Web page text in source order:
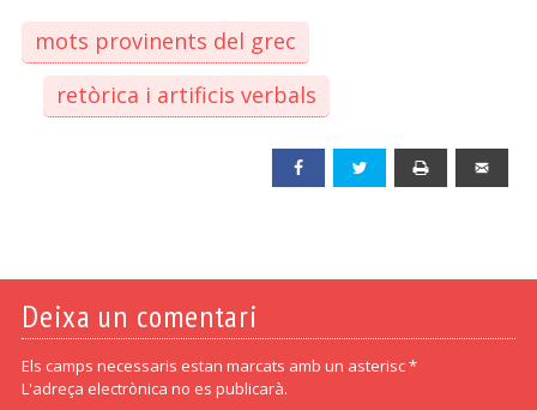
mots provinents del grec
retòrica i artificis verbals
Facebook Twitter
Deixa un comentari
Els camps necessaris estan marcats amb un asterisc *
L'adreça electrònica no es publicarà.